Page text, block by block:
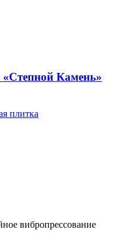
Камень»
плитка
вибропрессование